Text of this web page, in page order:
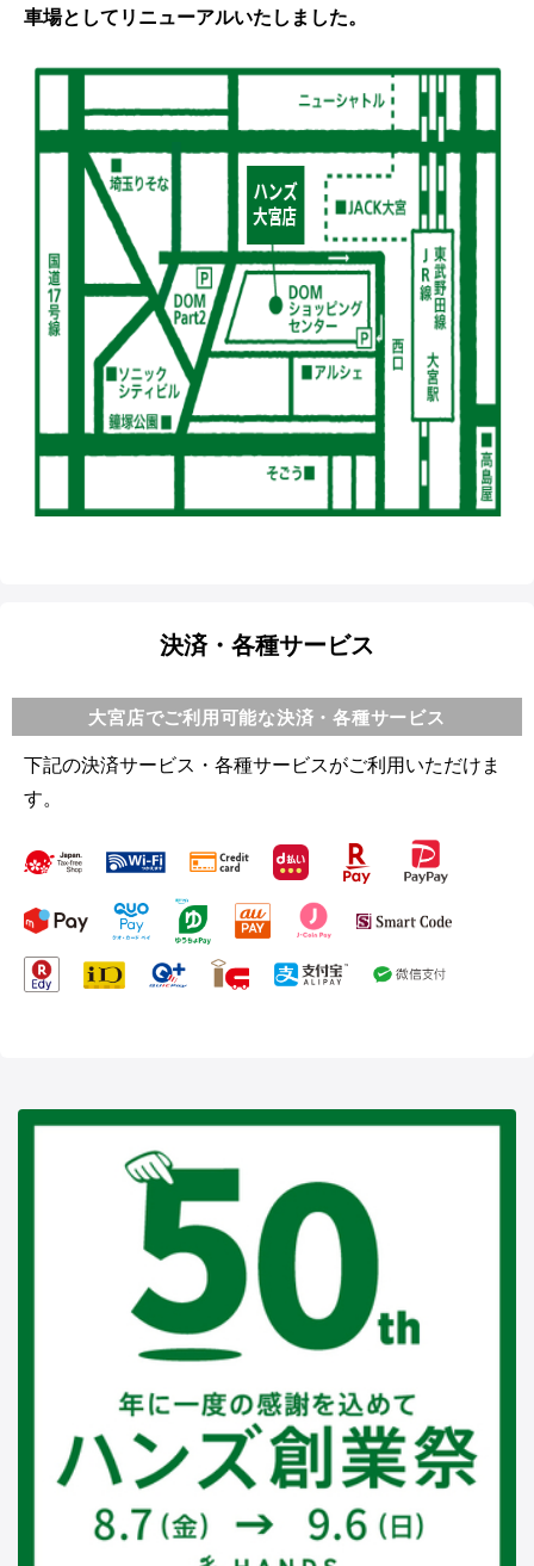
車場としてリニューアルいたしました。
決済・各種サービス
大宮店でご利用可能な決済・各種サービス
下記の決済サービス・各種サービスがご利用いただけま
す。